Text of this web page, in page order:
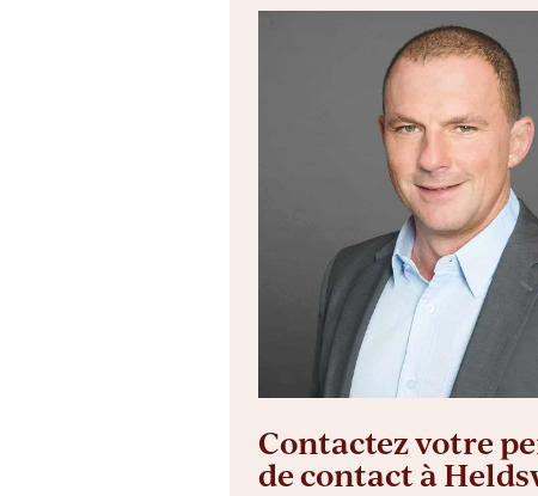
Contactez votre
de contact à